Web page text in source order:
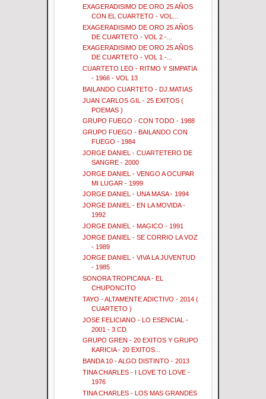
EXAGERADISIMO DE ORO 25 AÑOS
CON EL CUARTETO - VOL...
EXAGERADISIMO DE ORO 25 AÑOS
DE CUARTETO - VOL 2 -...
EXAGERADISIMO DE ORO 25 AÑOS
DE CUARTETO - VOL 1 -...
CUARTETO LEO - RITMO Y SIMPATIA
- 1966 - VOL 13
BAILANDO CUARTETO - DJ.MATIAS
JUAN CARLOS GIL - 25 EXITOS (
POEMAS )
GRUPO FUEGO - CON TODO - 1988
GRUPO FUEGO - BAILANDO CON
FUEGO - 1984
JORGE DANIEL - CUARTETERO DE
SANGRE - 2000
JORGE DANIEL - VENGO A OCUPAR
MI LUGAR - 1999
JORGE DANIEL - UNA MASA - 1994
JORGE DANIEL - EN LA MOVIDA -
1992
JORGE DANIEL - MAGICO - 1991
JORGE DANIEL - SE CORRIO LA VOZ
- 1989
JORGE DANIEL - VIVA LA JUVENTUD
- 1985
SONORA TROPICANA - EL
CHUPONCITO
TAYO - ALTAMENTE ADICTIVO - 2014 (
CUARTETO )
JOSE FELICIANO - LO ESENCIAL -
2001 - 3 CD
GRUPO GREN - 20 EXITOS Y GRUPO
KARICIA - 20 EXITOS...
BANDA 10 - ALGO DISTINTO - 2013
TINA CHARLES - I LOVE TO LOVE -
1976
TINA CHARLES - LOS MAS GRANDES